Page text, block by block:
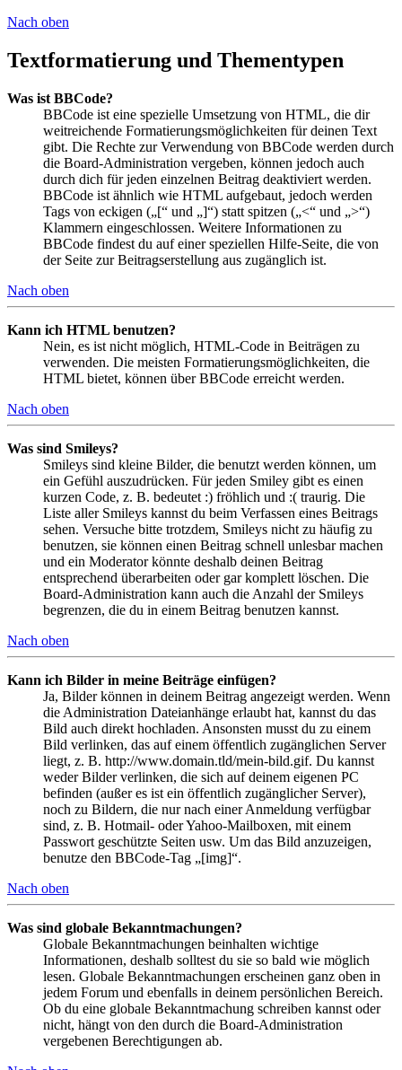
Nach oben
Textformatierung und Thementypen
Was ist BBCode?
BBCode ist eine spezielle Umsetzung von HTML, die dir
weitreichende Formatierungsmöglichkeiten für deinen Text
gibt. Die Rechte zur Verwendung von BBCode werden durch
die Board-Administration vergeben, können jedoch auch
durch dich für jeden einzelnen Beitrag deaktiviert werden.
BBCode ist ähnlich wie HTML aufgebaut, jedoch werden
Tags von eckigen („[“ und „]“) statt spitzen („<“ und „>“)
Klammern eingeschlossen. Weitere Informationen zu
BBCode findest du auf einer speziellen Hilfe-Seite, die von
der Seite zur Beitragserstellung aus zugänglich ist.
Nach oben
Kann ich HTML benutzen?
Nein, es ist nicht möglich, HTML-Code in Beiträgen zu
verwenden. Die meisten Formatierungsmöglichkeiten, die
HTML bietet, können über BBCode erreicht werden.
Nach oben
Was sind Smileys?
Smileys sind kleine Bilder, die benutzt werden können, um
ein Gefühl auszudrücken. Für jeden Smiley gibt es einen
kurzen Code, z. B. bedeutet :) fröhlich und :( traurig. Die
Liste aller Smileys kannst du beim Verfassen eines Beitrags
sehen. Versuche bitte trotzdem, Smileys nicht zu häufig zu
benutzen, sie können einen Beitrag schnell unlesbar machen
und ein Moderator könnte deshalb deinen Beitrag
entsprechend überarbeiten oder gar komplett löschen. Die
Board-Administration kann auch die Anzahl der Smileys
begrenzen, die du in einem Beitrag benutzen kannst.
Nach oben
Kann ich Bilder in meine Beiträge einfügen?
Ja, Bilder können in deinem Beitrag angezeigt werden. Wenn
die Administration Dateianhänge erlaubt hat, kannst du das
Bild auch direkt hochladen. Ansonsten musst du zu einem
Bild verlinken, das auf einem öffentlich zugänglichen Server
liegt, z. B. http://www.domain.tld/mein-bild.gif. Du kannst
weder Bilder verlinken, die sich auf deinem eigenen PC
befinden (außer es ist ein öffentlich zugänglicher Server),
noch zu Bildern, die nur nach einer Anmeldung verfügbar
sind, z. B. Hotmail- oder Yahoo-Mailboxen, mit einem
Passwort geschützte Seiten usw. Um das Bild anzuzeigen,
benutze den BBCode-Tag „[img]“.
Nach oben
Was sind globale Bekanntmachungen?
Globale Bekanntmachungen beinhalten wichtige
Informationen, deshalb solltest du sie so bald wie möglich
lesen. Globale Bekanntmachungen erscheinen ganz oben in
jedem Forum und ebenfalls in deinem persönlichen Bereich.
Ob du eine globale Bekanntmachung schreiben kannst oder
nicht, hängt von den durch die Board-Administration
vergebenen Berechtigungen ab.